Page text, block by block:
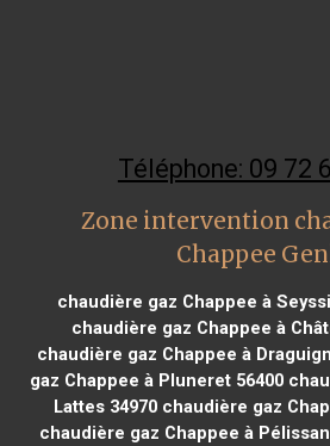
Téléphone: 09 72
Zone intervention
Chappee
chaudière gaz Chappee à
chaudière gaz Chappee à
chaudière gaz Chappee à
gaz Chappee à Pluneret 56400
Lattes 34970 chaudière gaz
chaudière gaz Chappee à